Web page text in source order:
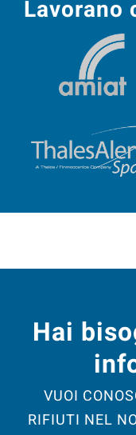
Lavorano
Hai
VUOI
RIFIUTI NEL